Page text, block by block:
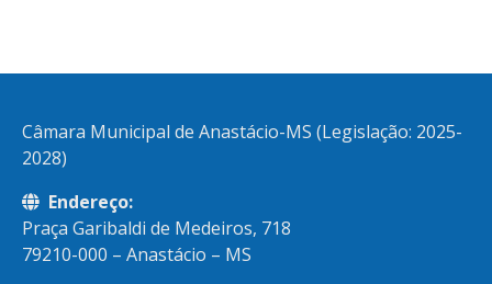
Câmara Municipal de Anastácio-MS (Legislação: 2025-
2028)
Endereço:
Praça Garibaldi de Medeiros, 718
79210-000 – Anastácio – MS